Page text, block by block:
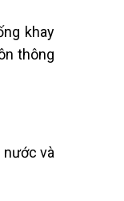
khay
thông
và